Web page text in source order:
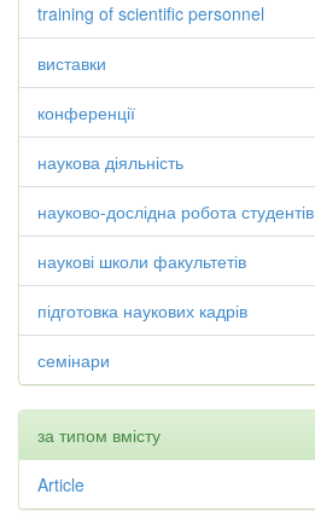
training of scientific personnel
виставки
конференції
наукова діяльність
науково-дослідна робота студентів
наукові школи факультетів
підготовка наукових кадрів
семінари
за типом вмісту
Article